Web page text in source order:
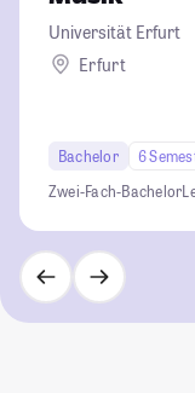
Universität Erfurt
Erfurt
Bachelor 6
Zwei-Fach-Bachelor